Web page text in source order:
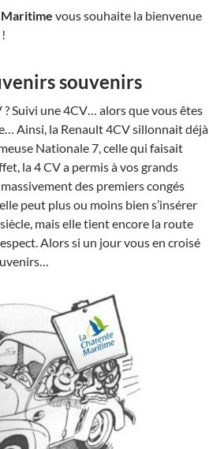
Maritime vous souhaite la bienvenue
!
souvenirs
Suivi une 4CV… alors que vous êtes
Ainsi, la Renault 4CV sillonnait déjà
Nationale 7, celle qui faisait
la 4 CV a permis à vos grands
des premiers congés
peut plus ou moins bien s’insérer
mais elle tient encore la route
Alors si un jour vous en croisé